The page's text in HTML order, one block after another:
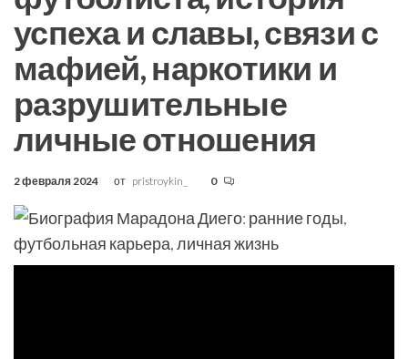
успеха и славы, связи с
мафией, наркотики и
разрушительные
личные отношения
2 февраля 2024 от pristroykin_ 0